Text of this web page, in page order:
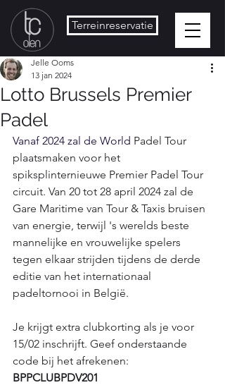
Terreinreservatie
Lotto Brussels Premier
Padel
Jelle Ooms
13 jan 2024
Vanaf 2024 zal de World Padel Tour
plaatsmaken voor het
spiksplinternieuwe Premier Padel Tour
circuit. Van 20 tot 28 april 2024 zal de
Gare Maritime van Tour & Taxis bruisen
van energie, terwijl 's werelds beste
mannelijke en vrouwelijke spelers
tegen elkaar strijden tijdens de derde
editie van het internationaal
padeltornooi in België.
Je krijgt extra clubkorting als je voor
15/02 inschrijft. Geef onderstaande
code bij het afrekenen:
BPPCLUBPDV201